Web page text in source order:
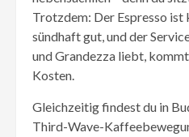
Trotzdem: Der Espresso
sündhaft gut, und der
und Grandezza liebt,
Kosten.
Gleichzeitig findest du in
Third-Wave-